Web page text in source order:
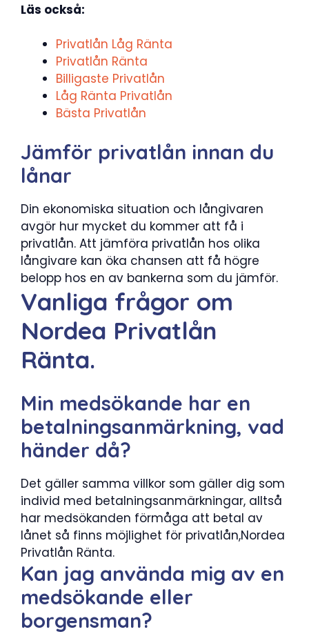
Läs också:
Privatlån Låg Ränta
Privatlån Ränta
Billigaste Privatlån
Låg Ränta Privatlån
Bästa Privatlån
Jämför privatlån innan du
lånar
Din ekonomiska situation och långivaren
avgör hur mycket du kommer att få i
privatlån. Att jämföra privatlån hos olika
långivare kan öka chansen att få högre
belopp hos en av bankerna som du jämför.
Vanliga frågor om
Nordea Privatlån
Ränta.
Min medsökande har en
betalningsanmärkning, vad
händer då?
Det gäller samma villkor som gäller dig som
individ med betalningsanmärkningar, alltså
har medsökanden förmåga att betal av
lånet så finns möjlighet för privatlån,Nordea
Privatlån Ränta.
Kan jag använda mig av en
medsökande eller
borgensman?